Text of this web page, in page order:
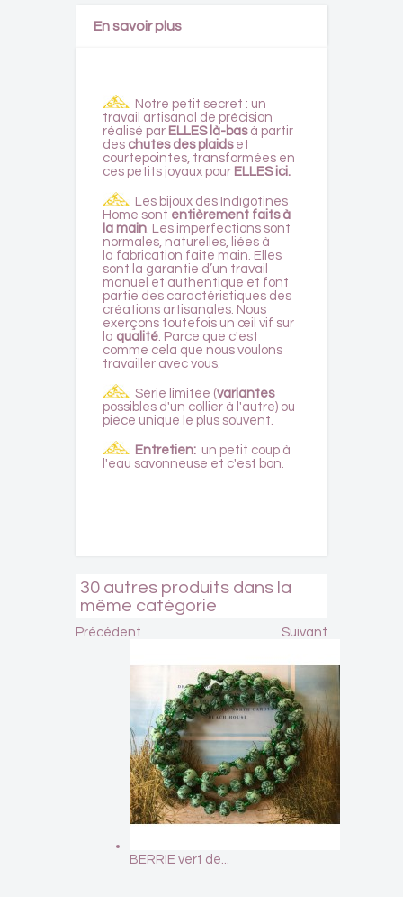
En savoir plus
Notre petit secret : un
travail artisanal de précision
réalisé par ELLES là-bas à partir
des chutes des plaidset
courtepointes, transformées en
ces petits joyaux pour ELLES ici.
Les bijoux des Indïgotines
Home sont entièrement faits à
la main . Les imperfections sont
normales, naturelles, liées à
la fabrication faite main. Elles
sont la garantie d’un travail
manuel et authentique et font
partie des caractéristiques des
créations artisanales. Nous
exerçons toutefois un œil vif sur
la qualité . Parce que c'est
comme cela que nous voulons
travailler avec vous.
Série limitée (variantes
possibles d'un collier à l'autre) ou
pièce unique le plus souvent.
Entretien: un petit coup à
l'eau savonneuse et c'est bon.
30 autres produits dans la
même catégorie
Précédent Suivant
BERRIE vert de...